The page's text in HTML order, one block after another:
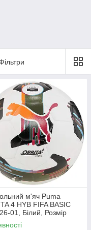
м'яч Puma
4 HYB FIFA BASIC
01, Білий, Розмір
5